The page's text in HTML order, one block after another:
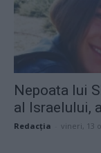
Nepoata lui
al Israelului,
Redacţia vineri, 13